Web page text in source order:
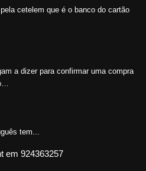
cetelem que é o banco do cartão
a dizer para confirmar uma compra
tem...
em 924363257